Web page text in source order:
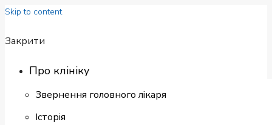
Skip to content
Закрити
Про клініку
Звернення головного лікаря
Історія